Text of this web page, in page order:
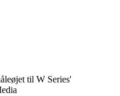
til W Series'